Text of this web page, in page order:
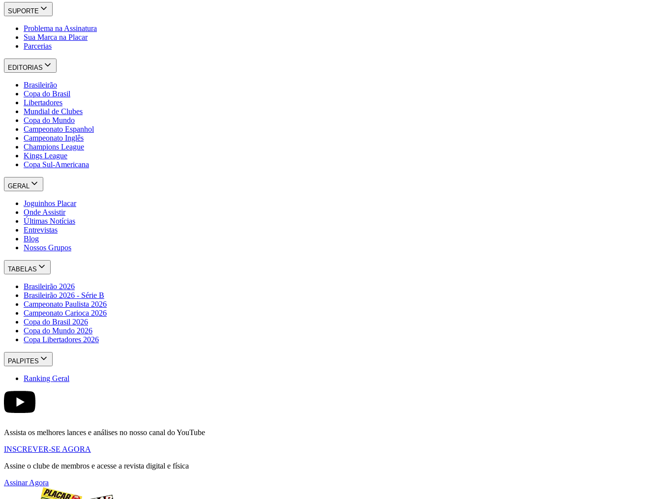
SUPORTE
Problema na Assinatura
Sua Marca na Placar
Parcerias
EDITORIAS
Brasileirão
Copa do Brasil
Libertadores
Mundial de Clubes
Copa do Mundo
Campeonato Espanhol
Campeonato Inglês
Champions League
Kings League
Copa Sul-Americana
GERAL
Joguinhos Placar
Onde Assistir
Últimas Notícias
Entrevistas
Blog
Nossos Grupos
TABELAS
Brasileirão 2026
Brasileirão 2026 - Série B
Campeonato Paulista 2026
Campeonato Carioca 2026
Copa do Brasil 2026
Copa do Mundo 2026
Copa Libertadores 2026
PALPITES
Ranking Geral
Assista os melhores lances e análises no nosso canal do YouTube
INSCREVER-SE AGORA
Assine o clube de membros e acesse a revista digital e física
Assinar Agora